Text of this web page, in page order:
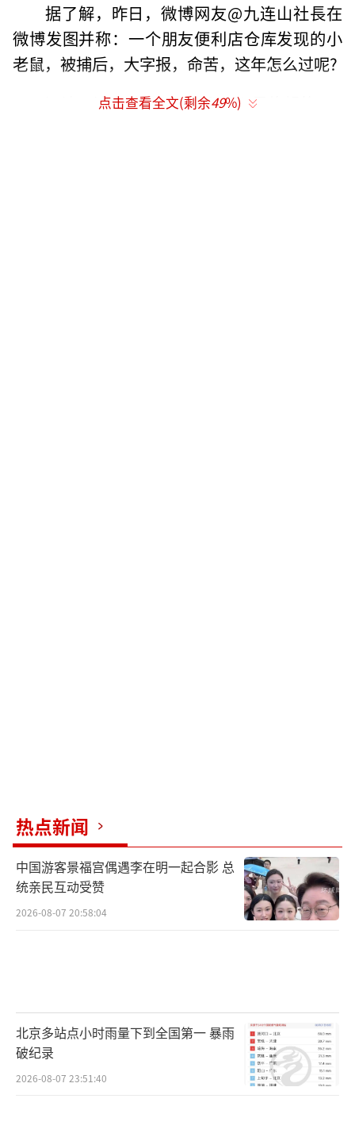
据了解，昨日，微博网友@九连山社長在
微博发图并称：一个朋友便利店仓库发现的小
老鼠，被捕后，大字报，命苦，这年怎么过呢?
还让不让人过年了!!!老鼠内心是绝望的!
点击查看全文(剩余49%)
热点新闻
中国游客景福宫偶遇李在明一起合影 总
统亲民互动受赞
2026-08-07 20:58:04
北京多站点小时雨量下到全国第一 暴雨
破纪录
2026-08-07 23:51:40